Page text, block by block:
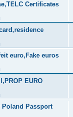
Certificates
euro,Fake euros
EURO
Poland Passport